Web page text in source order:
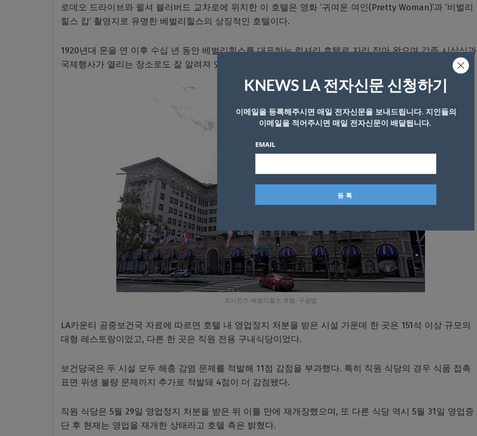
로데오 드라이브와 윌셔 블러버드 교차로에 위치한 이 호텔은 영화 ‘귀여운 여인(Pretty Woman)’과 ‘비벌리
힐스 캅’ 촬영지로 유명한 베벌리힐스의 상징적인 호텔이다.
1920년대 문을 연 이후 수십 년 동안 베벌리힐스를 대표하는 럭셔리 호텔로 자리 잡아 왔으며 각종 시상식과
국제행사가 열리는 장소로도 잘 알려져 있다.
포시즌즈 베벌리힐스 호텔. 구글맵
LA카운티 공중보건국 자료에 따르면 호텔 내 영업정지 처분을 받은 시설 가운데 한 곳은 151석 이상 규모의
대형 레스토랑이었고, 다른 한 곳은 직원 전용 구내식당이었다.
보건당국은 두 시설 모두 해충 감염 문제를 적발해 11점 감점을 부과했다. 특히 직원 식당의 경우 식품 접촉
표면 위생 불량 문제까지 추가로 적발돼 4점이 더 감점됐다.
직원 식당은 5월 29일 영업정지 처분을 받은 뒤 이틀 만에 재개장했으며, 또 다른 식당 역시 5월 31일 영업중
단 후 현재는 영업을 재개한 상태라고 호텔 측은 밝혔다.
KNEWS LA 전자신문 신청하기
이메일을 등록해주시면 매일 전자신문을 보내드립니다. 지인들의
이메일을 적어주시면 매일 전자신문이 배달됩니다.
EMAIL